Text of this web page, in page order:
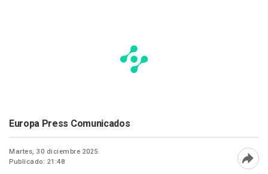
Europa Press Comunicados
Martes, 30 diciembre 2025
Publicado: 21:48